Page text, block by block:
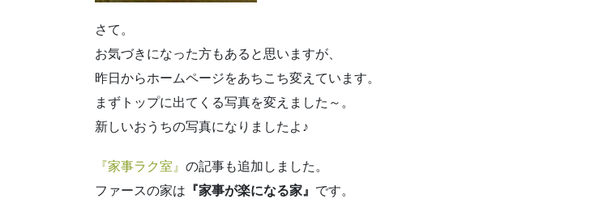
さて。
お気づきになった方もあると思いますが、
昨日からホームページをあちこち変えています。
まずトップに出てくる写真を変えました～。
新しいおうちの写真になりましたよ♪
『家事ラク室』 の記事も追加しました。
ファースの家は 『家事が楽になる家』 です。